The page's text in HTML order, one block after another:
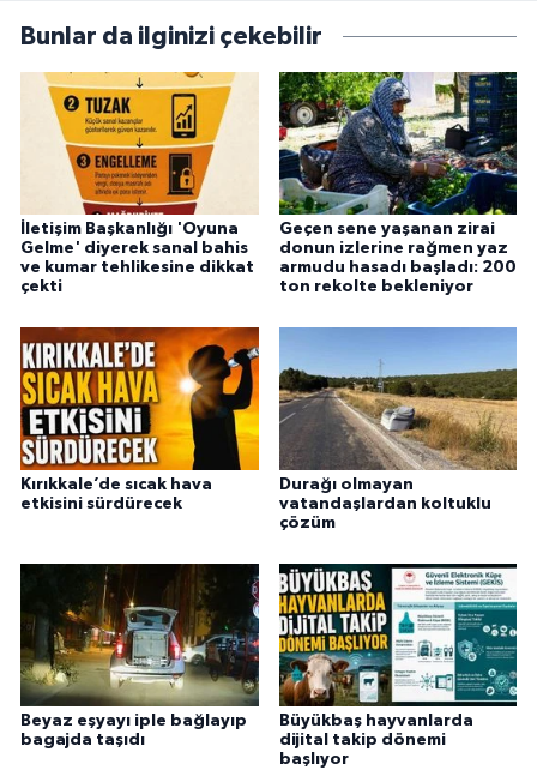
Bunlar da ilginizi çekebilir
İletişim Başkanlığı 'Oyuna
Gelme' diyerek sanal bahis
ve kumar tehlikesine dikkat
çekti
Geçen sene yaşanan zirai
donun izlerine rağmen yaz
armudu hasadı başladı: 200
ton rekolte bekleniyor
Kırıkkale’de sıcak hava
etkisini sürdürecek
Durağı olmayan
vatandaşlardan koltuklu
çözüm
Beyaz eşyayı iple bağlayıp
bagajda taşıdı
Büyükbaş hayvanlarda
dijital takip dönemi
başlıyor